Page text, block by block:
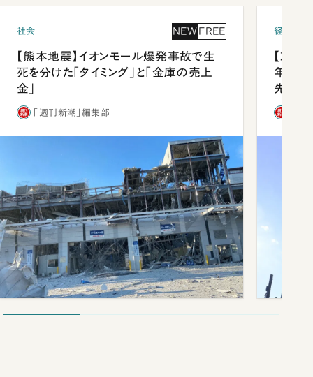
社会 NEW FREE
【熊本地震】イオンモール爆発事故で生
死を分けた「タイミング」と「金庫の売上
金」
「週刊新潮」編集部
経済・ビ
【就活
年会は
先1位